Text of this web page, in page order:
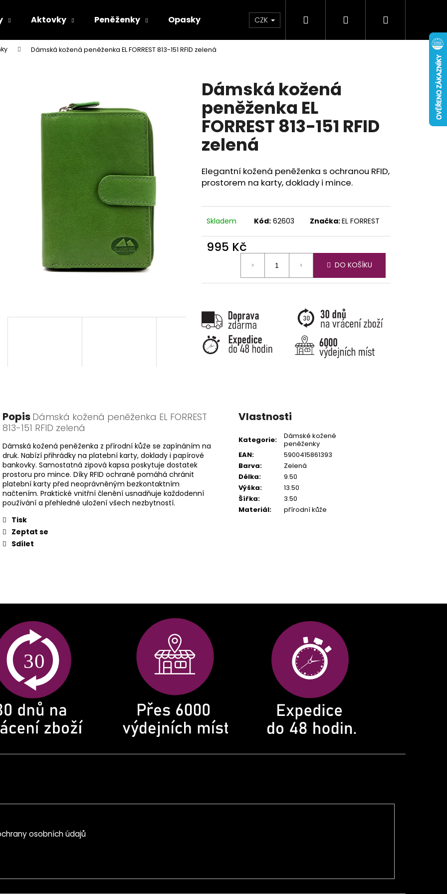
Aktovky Peněženky Opasky Doplňky Novinky
CZK Hledat PřihlášeníNákupní
Dámská kožená peněženka EL FORREST 813-151 RFID zelená
Dámská kožená
peněženka EL
FORREST 813-151 RFID
zelená
Elegantní kožená peněženka s ochranou RFID,
prostorem na karty, doklady i mince.
Skladem Kód: 62603 Značka:EL FORREST
995 Kč
DO KOŠÍKU
Popis Dámská kožená peněženka EL FORREST
813-151 RFID zelená
Dámská kožená peněženka z přírodní kůže se zapínáním na
druk. Nabízí přihrádky na platební karty, doklady i papírové
bankovky. Samostatná zipová kapsa poskytuje dostatek
prostoru pro mince. Díky RFID ochraně pomáhá chránit
platební karty před neoprávněným bezkontaktním
načtením. Praktické vnitřní členění usnadňuje každodenní
používání a přehledné uložení všech nezbytností.
Tisk
Zeptat se
Sdílet
Vlastnosti
Kategorie:
Dámské kožené
peněženky
EAN:
5900415861393
Barva:
Zelená
Délka:
9.50
Výška:
13.50
Šířka:
3.50
Materiál: přírodní kůže
Co potřebujete najít?
Doporučujeme
osobních údajů